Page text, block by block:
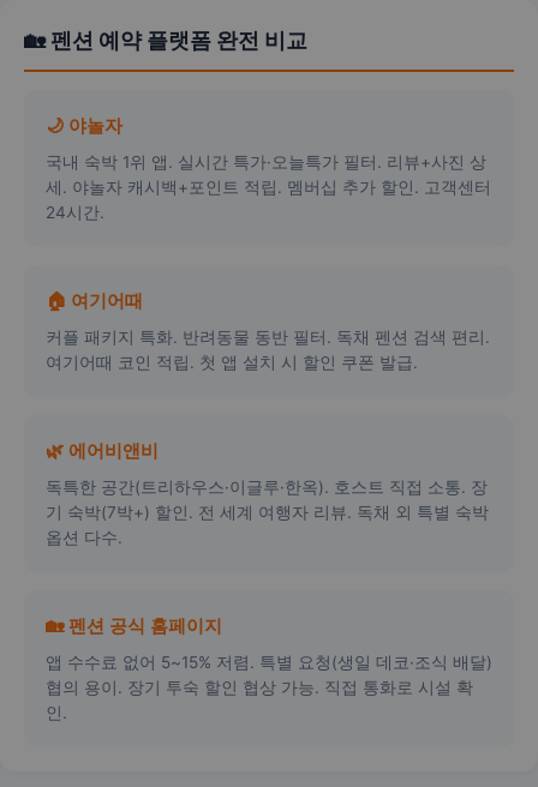
🏡 펜션 예약 플랫폼 완전 비교
🌙 야놀자
국내 숙박 1위 앱. 실시간 특가·오늘특가 필터. 리뷰+사진 상
세. 야놀자 캐시백+포인트 적립. 멤버십 추가 할인. 고객센터
24시간.
🏠 여기어때
커플 패키지 특화. 반려동물 동반 필터. 독채 펜션 검색 편리.
여기어때 코인 적립. 첫 앱 설치 시 할인 쿠폰 발급.
🌿 에어비앤비
독특한 공간(트리하우스·이글루·한옥). 호스트 직접 소통. 장
기 숙박(7박+) 할인. 전 세계 여행자 리뷰. 독채 외 특별 숙박
옵션 다수.
🏡 펜션 공식 홈페이지
앱 수수료 없어 5~15% 저렴. 특별 요청(생일 데코·조식 배달)
협의 용이. 장기 투숙 할인 협상 가능. 직접 통화로 시설 확
인.